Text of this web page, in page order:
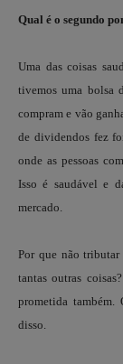
Qual é o segundo
Uma das coisas
tivemos uma bolsa
compram e vão
de dividendos fez
onde as pessoas
Isso é saudável e
mercado.
Por que não
tantas outras
prometida
disso.